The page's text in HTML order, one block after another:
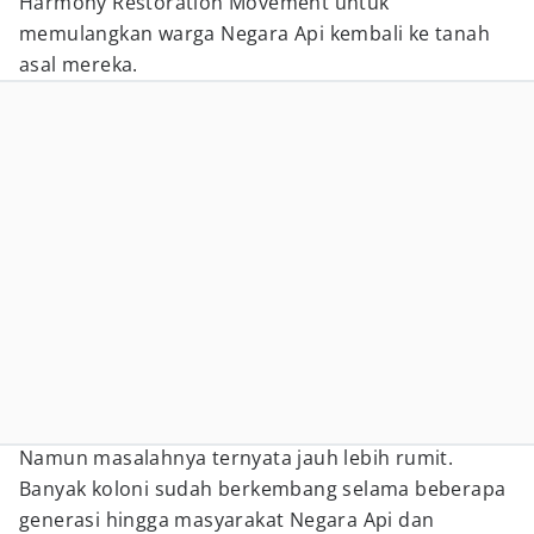
memulangkan warga Negara Api kembali ke tanah
asal mereka.
Namun masalahnya ternyata jauh lebih rumit.
Banyak koloni sudah berkembang selama beberapa
generasi hingga masyarakat Negara Api dan